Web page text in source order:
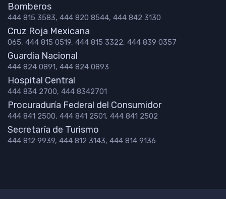
Bomberos
444 815 3583, 444 820 8544, 444 842 3130
Cruz Roja Mexicana
065, 444 815 0519, 444 815 3322, 444 839 0357
Guardia Nacional
444 824 0891, 444 824 0893
Hospital Central
444 834 2700, 444 8342701
Procuraduría Federal del Consumidor
444 841 2500, 444 841 2501, 444 841 2502
Secretaría de Turismo
444 812 9939, 444 812 3143, 444 814 9136